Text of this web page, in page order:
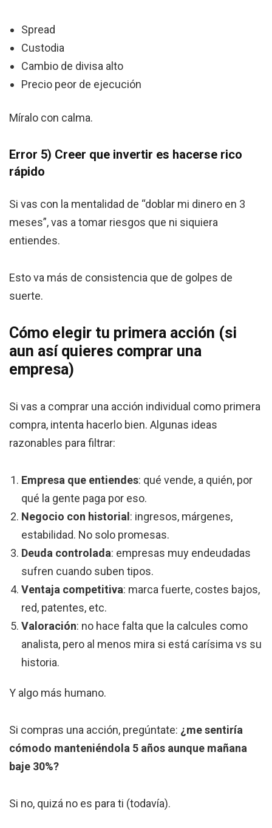
Spread
Custodia
Cambio de divisa alto
Precio peor de ejecución
Míralo con calma.
Error 5) Creer que invertir es hacerse rico
rápido
Si vas con la mentalidad de “doblar mi dinero en 3
meses”, vas a tomar riesgos que ni siquiera
entiendes.
Esto va más de consistencia que de golpes de
suerte.
Cómo elegir tu primera acción (si
aun así quieres comprar una
empresa)
Si vas a comprar una acción individual como primera
compra, intenta hacerlo bien. Algunas ideas
razonables para filtrar:
Empresa que entiendes: qué vende, a quién, por
qué la gente paga por eso.
Negocio con historial : ingresos, márgenes,
estabilidad. No solo promesas.
Deuda controlada: empresas muy endeudadas
sufren cuando suben tipos.
Ventaja competitiva: marca fuerte, costes bajos,
red, patentes, etc.
Valoración: no hace falta que la calcules como
analista, pero al menos mira si está carísima vs su
historia.
Y algo más humano.
Si compras una acción, pregúntate: ¿me sentiría
cómodo manteniéndola 5 años aunque mañana
baje 30%?
Si no, quizá no es para ti (todavía).